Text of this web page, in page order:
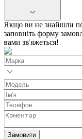
Якщо ви не знайшли
заповніть форму
вами зв'яжеться!
Замовити